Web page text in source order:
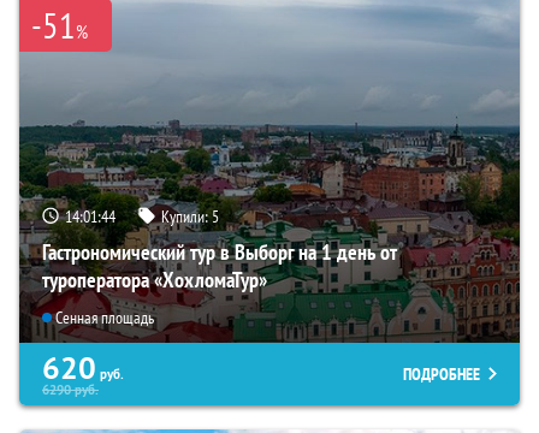
-51%
14:01:43 Купили:5
Гастрономический тур в Выборг на 1 день от
туроператора «ХохломаТур»
Сенная площадь
620 руб.
6290руб.
ПОДРОБНЕЕ